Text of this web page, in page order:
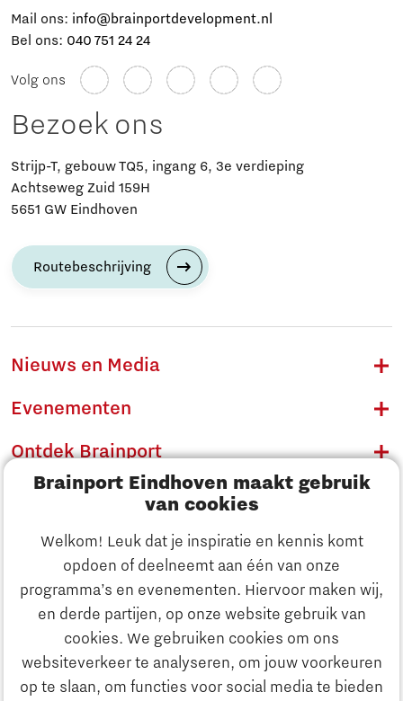
Brainport Eindhoven maakt gebruik
van cookies
Welkom! Leuk dat je inspiratie en kennis komt
opdoen of deelneemt aan één van onze
programma’s en evenementen. Hiervoor maken wij,
en derde partijen, op onze website gebruik van
cookies. We gebruiken cookies om ons
websiteverkeer te analyseren, om jouw voorkeuren
op te slaan, om functies voor social media te bieden
Ontdek Brainport
Innovatie
Mail ons: info@brainportdevelopment.nl
Bel ons: 040 751 24 24
Volg ons
Bezoek ons
Strijp-T, gebouw TQ5, ingang 6, 3e verdieping
Achtseweg Zuid 159H
5651 GW Eindhoven
Routebeschrijving
Nieuws en Media
Evenementen
Ontdek Brainport
Innovatie
Ondernemen
Onderwijs
Maatschappelijk
Strategie & Organisatie